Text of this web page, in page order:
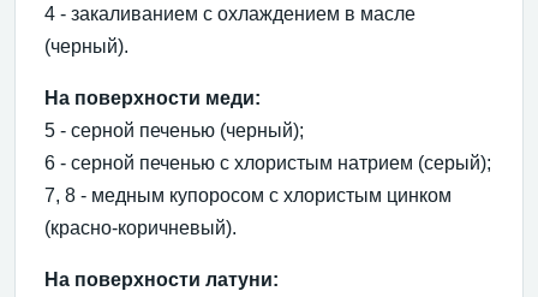
4 - закаливанием с охлаждением в масле
(черный).
На поверхности меди:
5 - серной печенью (черный);
6 - серной печенью с хлористым натрием (серый);
7, 8 - медным купоросом с хлористым цинком
(красно-коричневый).
На поверхности латуни: